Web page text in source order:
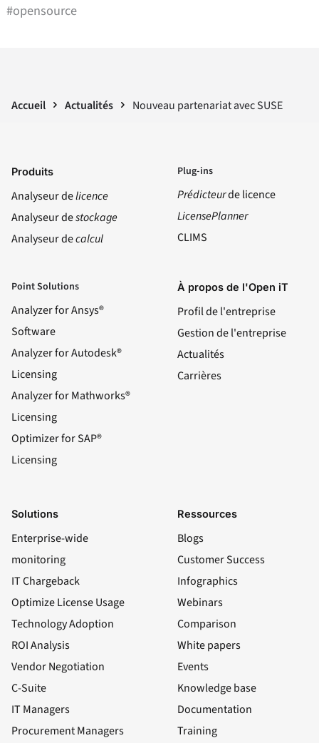
#opensource
Accueil Actualités Nouveau partenariat avec SUSE
Produits
Analyseur delicence
Analyseur destockage
Analyseur decalcul
Plug-ins
Prédicteurde licence
LicensePlanner
CLIMS
Point Solutions
Analyzer for Ansys®
Software
Analyzer for Autodesk®
Licensing
Analyzer for Mathworks®
Licensing
Optimizer for SAP®
Licensing
À propos de l'Open iT
Profil de l'entreprise
Gestion de l'entreprise
Actualités
Carrières
Solutions
Enterprise-wide
monitoring
IT Chargeback
Optimize License Usage
Technology Adoption
ROI Analysis
Vendor Negotiation
C-Suite
IT Managers
Procurement Managers
Ressources
Blogs
Customer Success
Infographics
Webinars
Comparison
White papers
Events
Knowledge base
Documentation
Training